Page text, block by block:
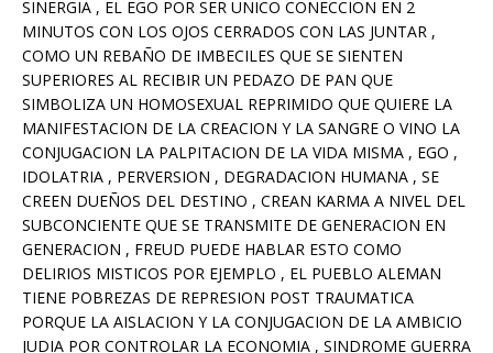
SINERGIA , EL EGO POR SER UNICO CONECCION EN 2
MINUTOS CON LOS OJOS CERRADOS CON LAS JUNTAR ,
COMO UN REBAÑO DE IMBECILES QUE SE SIENTEN
SUPERIORES AL RECIBIR UN PEDAZO DE PAN QUE
SIMBOLIZA UN HOMOSEXUAL REPRIMIDO QUE QUIERE LA
MANIFESTACION DE LA CREACION Y LA SANGRE O VINO LA
CONJUGACION LA PALPITACION DE LA VIDA MISMA , EGO ,
IDOLATRIA , PERVERSION , DEGRADACION HUMANA , SE
CREEN DUEÑOS DEL DESTINO , CREAN KARMA A NIVEL DEL
SUBCONCIENTE QUE SE TRANSMITE DE GENERACION EN
GENERACION , FREUD PUEDE HABLAR ESTO COMO
DELIRIOS MISTICOS POR EJEMPLO , EL PUEBLO ALEMAN
TIENE POBREZAS DE REPRESION POST TRAUMATICA
PORQUE LA AISLACION Y LA CONJUGACION DE LA AMBICIO
JUDIA POR CONTROLAR LA ECONOMIA , SINDROME GUERRA